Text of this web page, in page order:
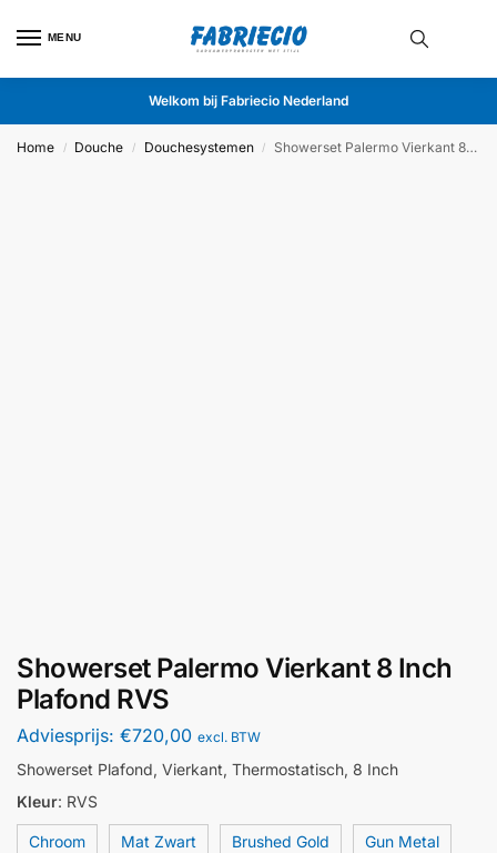
MENU
Welkom bij Fabriecio Nederland
Home / Douche / Douchesystemen / Showerset Palermo Vierkant 8 Inch Plafond RVS
Showerset Palermo Vierkant 8 Inch
Plafond RVS
Adviesprijs: €720,00 excl. BTW
Showerset Plafond, Vierkant, Thermostatisch, 8 Inch
Kleur: RVS
Chroom Mat Zwart Brushed Gold Gun Metal